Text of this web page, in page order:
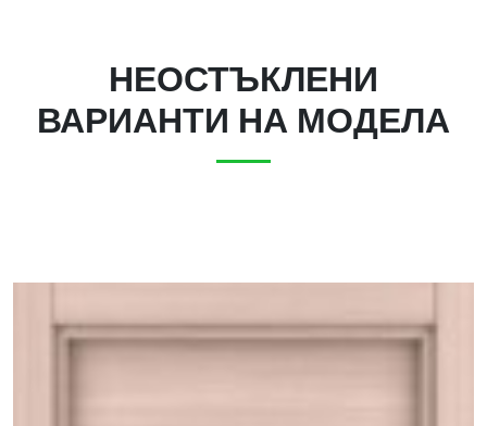
НЕОСТЪКЛЕНИ
ВАРИАНТИ НА МОДЕЛА